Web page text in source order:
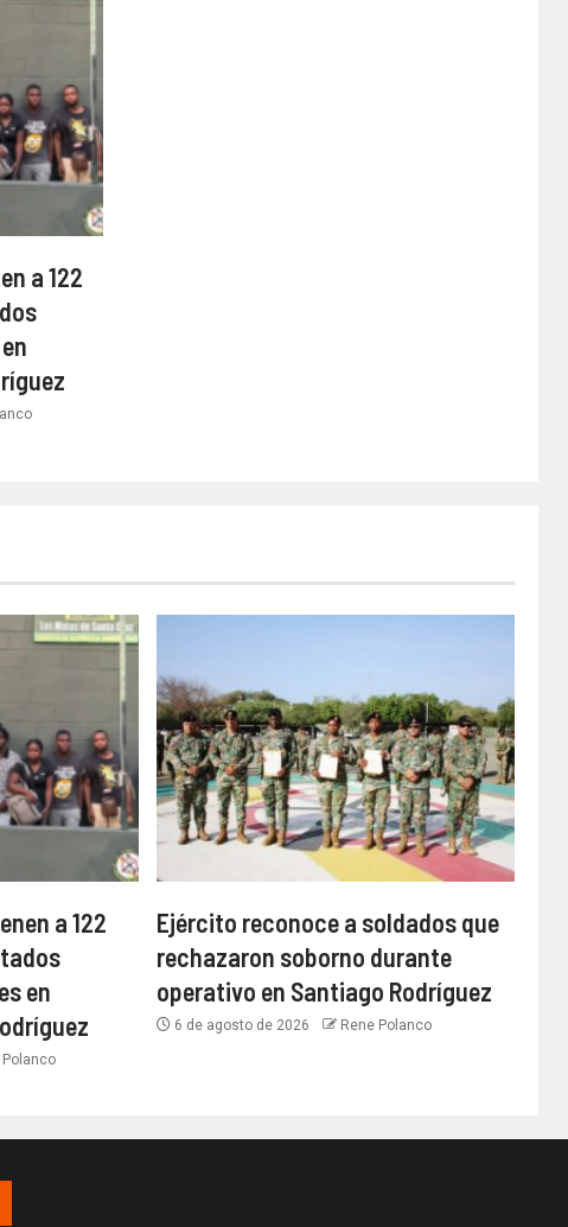
a 122
a 122
en
Polanco
Ejército reconoce a soldados que
rechazaron soborno durante
operativo en Santiago Rodríguez
6 de agosto de 2026 Rene Polanco